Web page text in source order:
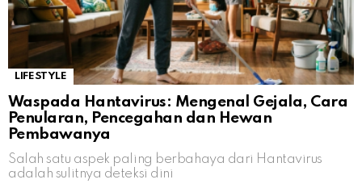
LIFESTYLE
Waspada Hantavirus: Mengenal Gejala, Cara
Penularan, Pencegahan dan Hewan
Pembawanya
Salah satu aspek paling berbahaya dari Hantavirus
adalah sulitnya deteksi dini